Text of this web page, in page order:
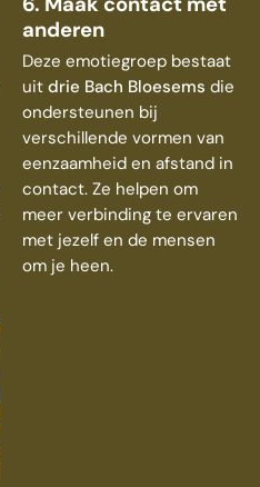
anderen
Deze emotiegroep bestaat
uit drie Bach Bloesems die
ondersteunen bij
verschillende vormen van
eenzaamheid en afstand in
contact. Ze helpen om
meer verbinding te ervaren
met jezelf en de mensen
om je heen.